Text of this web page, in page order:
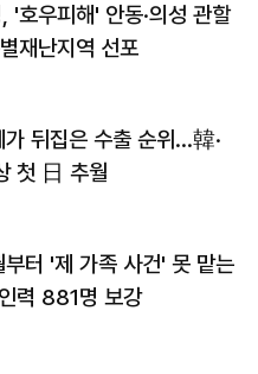
'호우피해' 안동·의성 관할
재난지역 선포
뒤집은 수출 순위…韓·
첫 日 추월
터 '제 가족 사건' 못 맡는
력 881명 보강